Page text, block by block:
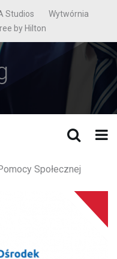
Studios
Wytwórnia
by Hilton
Społecznej